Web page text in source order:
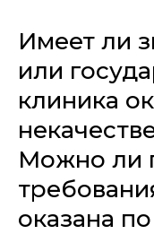
Имеет ли
или
клиника
Можно ли
оказана